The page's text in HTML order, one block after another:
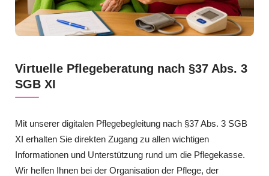
Virtuelle Pflegeberatung nach §37 Abs. 3
SGB XI
Mit unserer digitalen Pflegebegleitung nach §37 Abs. 3 SGB
XI erhalten Sie direkten Zugang zu allen wichtigen
Informationen und Unterstützung rund um die Pflegekasse.
Wir helfen Ihnen bei der Organisation der Pflege, der